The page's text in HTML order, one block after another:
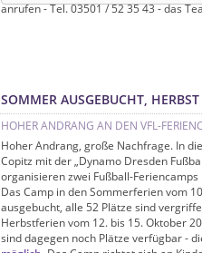
anrufen - Tel. 03501 / 52 35 43 - das
SOMMER AUSGEBUCHT, HERBST
HOHER ANDRANG AN DEN VFL-
Hoher Andrang, große Nachfrage. In
Copitz mit der „Dynamo Dresden
organisieren zwei Fußball-
Das Camp in den Sommerferien vom
ausgebucht, alle 52 Plätze sind
Herbstferien vom 12. bis 15. Oktober
sind dagegen noch Plätze verfügbar -